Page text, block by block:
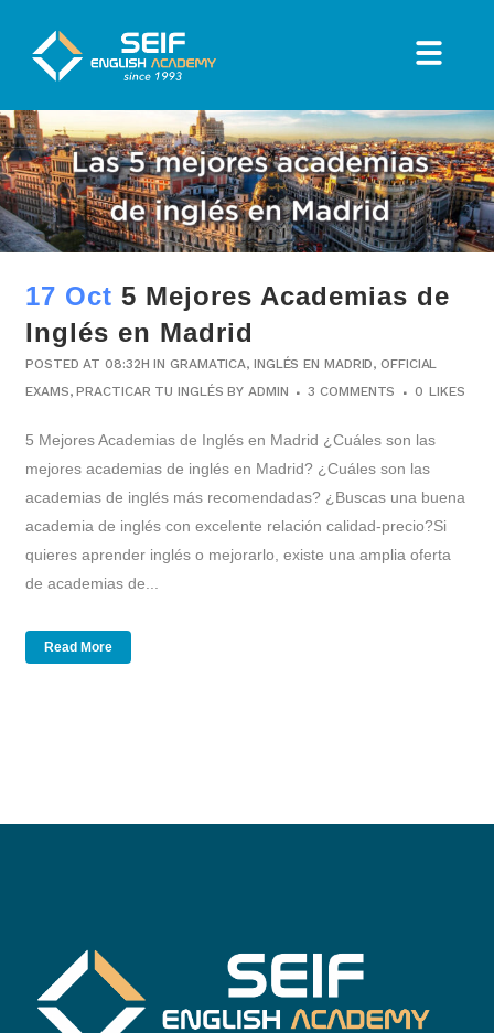
17 Oct 5 Mejores Academias de
Inglés en Madrid
POSTED AT 08:32H INGRAMATICA, INGLÉS EN MADRID,OFFICIAL
EXAMS,PRACTICAR TU INGLÉS BYADMIN 3 COMMENTS 0 LIKES
5 Mejores Academias de Inglés en Madrid ¿Cuáles son las
mejores academias de inglés en Madrid? ¿Cuáles son las
academias de inglés más recomendadas? ¿Buscas una buena
academia de inglés con excelente relación calidad-precio?Si
quieres aprender inglés o mejorarlo, existe una amplia oferta
de academias de...
Read More